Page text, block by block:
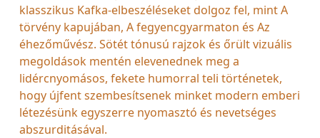
klasszikus Kafka-elbeszéléseket dolgoz fel, mint A
törvény kapujában, A fegyencgyarmaton és Az
éhezőművész. Sötét tónusú rajzok és őrült vizuális
megoldások mentén elevenednek meg a
lidércnyomásos, fekete humorral teli történetek,
hogy újfent szembesítsenek minket modern emberi
létezésünk egyszerre nyomasztó és nevetséges
abszurditásával.